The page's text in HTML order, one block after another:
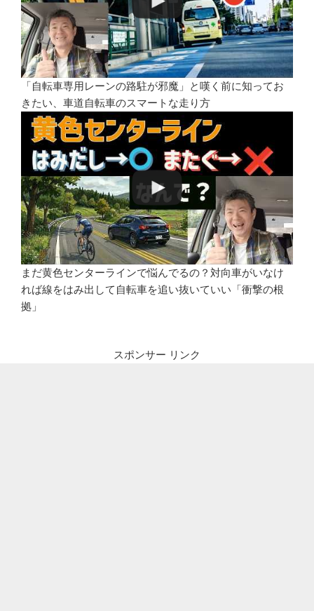
「自転車専用レーンの路駐が邪魔」と嘆く前に知ってお
きたい、車道自転車のスマートな走り方
まだ黄色センターラインで悩んでるの？対向車がいなけ
れば線をはみ出して自転車を追い抜いていい「衝撃の根
拠」
スポンサー リンク